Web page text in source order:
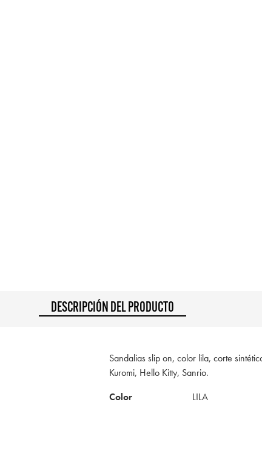
DESCRIPCIÓN DEL PRODUCTO
Sandalias slip on, color lila, corte
Kuromi, Hello Kitty, Sanrio.
Color
LILA